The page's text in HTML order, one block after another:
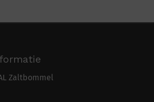
Zaltbommel